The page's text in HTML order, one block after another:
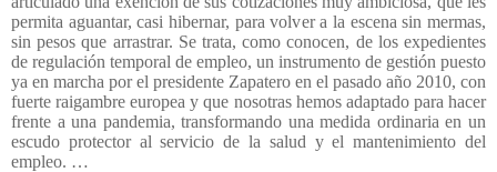
permita aguantar, casi hibernar, para volver a la escena sin mermas,
sin pesos que arrastrar. Se trata, como conocen, de los expedientes
de regulación temporal de empleo, un instrumento de gestión puesto
ya en marcha por el presidente Zapatero en el pasado año 2010, con
fuerte raigambre europea y que nosotras hemos adaptado para hacer
frente a una pandemia, transformando una medida ordinaria en un
escudo protector al servicio de la salud y el mantenimiento del
empleo. …